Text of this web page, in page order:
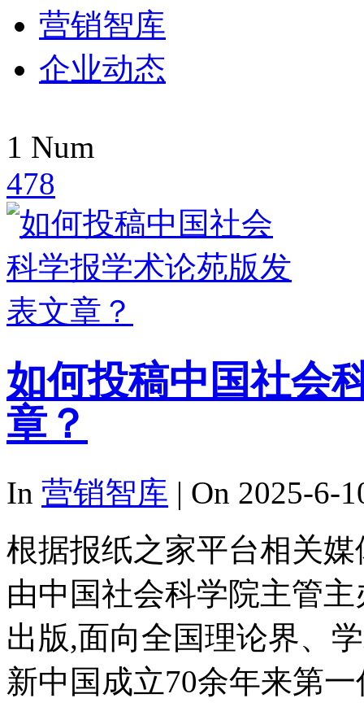
营销智库
企业动态
1 Num
478
如何投稿中国社会
章？
In 营销智库 | On 2025-6-
根据报纸之家平台相关
由中国社会科学院主管
出版,面向全国理论界、
新中国成立70余年来第